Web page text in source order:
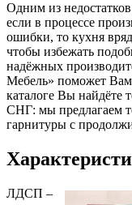
Одним из
если в процессе
ошибки, то кухня
чтобы избежать
надёжных
Мебель» поможет
каталоге Вы найдёте
СНГ: мы предлагаем
гарнитуры с
ЛДСП –